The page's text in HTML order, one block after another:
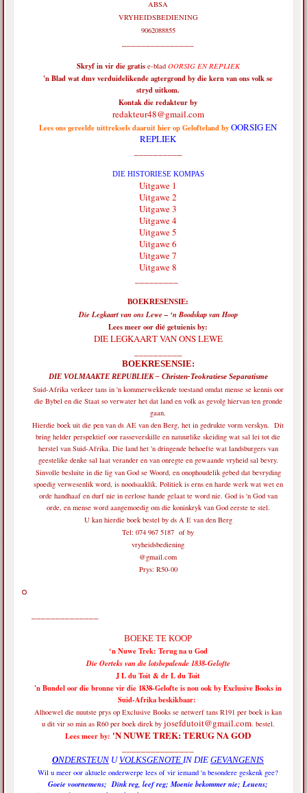
ABSA
VRYHEIDSBEDIENING
9062088855
Skryf in vir diegratise-bladOORSIG EN REPLIEK
'n Blad wat dmv verduidelikende agtergrond by die kern van ons volk se
stryd uitkom.
Kontak die redakteur by
redakteur48@gmail.com
Lees ons gereelde uittreksels daaruit hier op Gelofteland byOORSIG EN
REPLIEK
DIE HISTORIESE KOMPAS
Uitgawe 1
Uitgawe 2
Uitgawe 3
Uitgawe 4
Uitgawe 5
Uitgawe 6
Uitgawe 7
Uitgawe 8
BOEKRESENSIE:
Die Legkaart van ons Lewe – ‘n Boodskap van Hoop
Lees meer oor dié getuienis by:
DIE LEGKAART VAN ONS LEWE
BOEKRESENSIE:
DIE VOLMAAKTE REPUBLIEK – Christen-Teokratiese Separatisme
Suid-Afrika verkeer tans in 'n kommerwekkende toestand omdat mense se kennis oor
die Bybel en die Staat so verwater het dat land en volk as gevolg hiervan ten gronde
gaan.
Hierdie boek uit die pen van ds AE van den Berg, het in gedrukte vorm verskyn. Dit
bring helder perspektief oor rasseverskille en natuurlike skeiding wat sal lei tot die
herstel van Suid-Afrika. Die land het 'n dringende behoefte wat landsburgers van
geestelike denke sal laat verander en van onregte en gewaande vryheid sal bevry.
Sinvolle besluite in die lig van God se Woord, en onophoudelik gebed dat bevryding
spoedig verwesenlik word, is noodsaaklik. Politiek is erns en harde werk wat wet en
orde handhaaf en durf nie in eerlose hande gelaat te word nie. God is 'n God van
orde, en mense word aangemoedig om die koninkryk van God eerste te stel.
U kan hierdie boek bestel by ds A E van den Berg
Tel: 074 967 5187 of by
vryheidsbediening
@gmail.com
Prys: R50-00
BOEKE TE KOOP
‘n Nuwe Trek: Terug na u God
Die Oerteks van die lotsbepalende 1838-Gelofte
J L du Toit & dr L du Toit
'n Bundel oor die bronne vir die 1838-Gelofte is nou ook by Exclusive Books in
Suid-Afrika beskikbaar:
Alhoewel die nuutste prys op Exclusive Books se netwerf tans R191 per boek is kan
u dit vir so min as R60 per boek direk by josefdutoit@gmail.com. bestel.
Lees meer by: 'N NUWE TREK: TERUG NA GOD
ONDERSTEUN UVOLKSGENOTE IN DIE GEVANGENIS
Wil u meer oor aktuele onderwerpe lees of vir iemand 'n besondere geskenk gee?
Goeie voornemens; Dink reg, leef reg; Moenie bekommer nie; Leuens;